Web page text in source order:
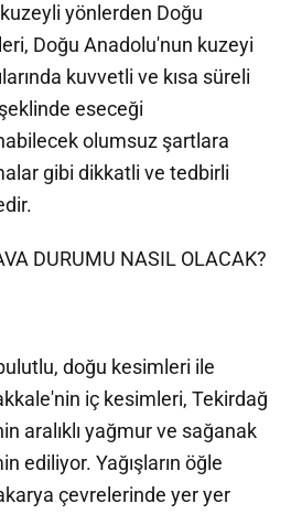
kuzeyli yönlerden Doğu
Doğu Anadolu'nun kuzeyi
kuvvetli ve kısa süreli
eseceği
olumsuz şartlara
gibi dikkatli ve tedbirli
DURUMU NASIL OLACAK?
doğu kesimleri ile
iç kesimleri, Tekirdağ
aralıklı yağmur ve sağanak
ediliyor. Yağışların öğle
çevrelerinde yer yer